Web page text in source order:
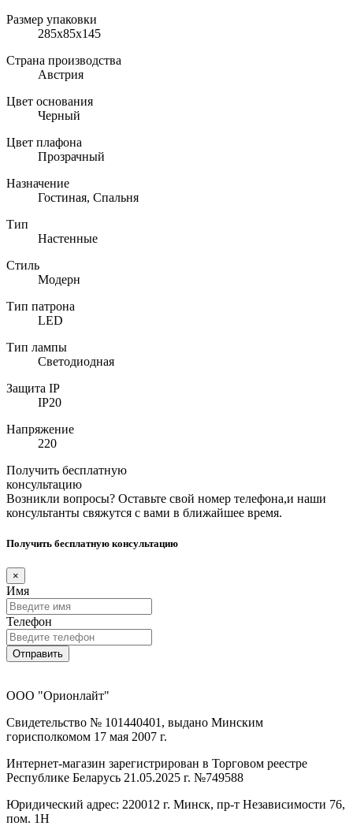
Размер упаковки
285х85х145
Страна производства
Австрия
Цвет основания
Черный
Цвет плафона
Прозрачный
Назначение
Гостиная, Спальня
Тип
Настенные
Стиль
Модерн
Тип патрона
LED
Тип лампы
Светодиодная
Защита IP
IP20
Напряжение
220
Получить бесплатную
консультацию
Возникли вопросы? Оставьте свой номер телефона,и наши
консультанты свяжутся с вами в ближайшее время.
Получить бесплатную консультацию
×
Имя
Телефон
Отправить
ООО "Орионлайт"
Свидетельство № 101440401, выдано Минским
горисполкомом 17 мая 2007 г.
Интернет-магазин зарегистрирован в Торговом реестре
Республике Беларусь 21.05.2025 г. №749588
Юридический адрес: 220012 г. Минск, пр-т Независимости 76,
пом. 1Н